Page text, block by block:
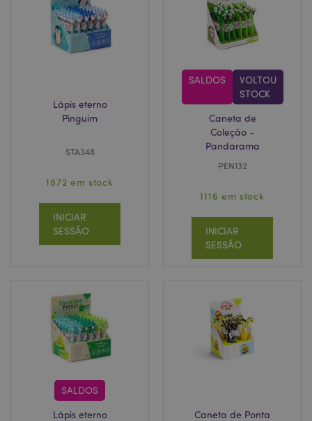
Lápis eterno
Pinguim
STA348
1872 em stock
INICIAR
SESSÃO
SALDOS
VOLTOU
STOCK
Caneta de
Coleção -
Pandarama
PEN132
1116 em stock
INICIAR
SESSÃO
SALDOS
Lápis eterno Caneta de Ponta